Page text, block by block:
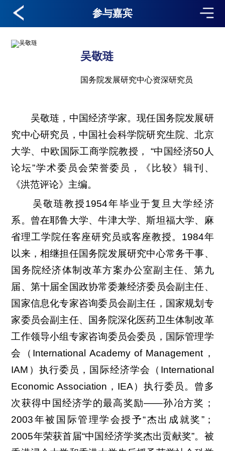
参与嘉宾
吴敬琏
国务院发展研究中心资深研究员
吴敬琏，中国经济学家。现任国务院发展研
究中心研究员，中国社会科学院研究生院、北京
大学、中欧国际工商学院教授， “中国经济50人
论坛”学术委员会荣誉委员，《比较》辑刊、
《洪范评论》主编。
吴敬琏教授1954年毕业于复旦大学经济
系。曾在耶鲁大学、牛津大学、斯坦福大学、麻
省理工学院任客座研究员或客座教授。1984年
以来，相继担任国务院发展研究中心常务干事、
国务院经济体制改革方案办公室副主任、第九
届、第十届全国政协常委兼经济委员会副主任、
国家信息化专家咨询委员会副主任，国家规划专
家委员会副主任、国务院深化医药卫生体制改革
工作领导小组专家咨询委员会委员，国际管理学
会（International Academy of Management，
IAM）执行委员，国际经济学会（International
Economic Association，IEA）执行委员。曾多
次获得中国经济学的最高奖励——孙冶方奖；
2003年被国际管理学会授予“杰出成就奖”；
2005年荣获首届“中国经济学奖杰出贡献奖”。被